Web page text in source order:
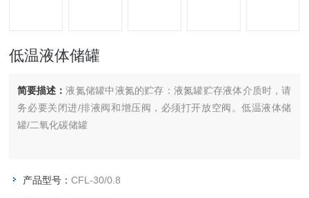
低温液体储罐
简要描述：液氮储罐中液氮的贮存：液氮罐贮存液体介质时，请
务必要关闭进/排液阀和增压阀，必须打开放空阀。低温液体储
罐/二氧化碳储罐
产品型号：CFL-30/0.8